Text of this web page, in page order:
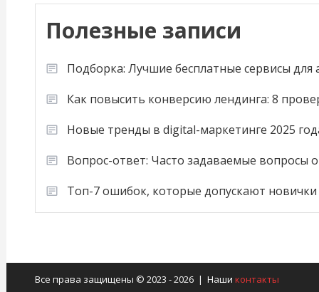
Полезные записи
Подборка: Лучшие бесплатные сервисы
Как повысить конверсию лендинга: 8
Новые тренды в digital-маркетинге 2025
Вопрос-ответ: Часто задаваемые вопросы
Топ-7 ошибок, которые допускают
Все права защищены © 2023 - 2026 | Наши контакты